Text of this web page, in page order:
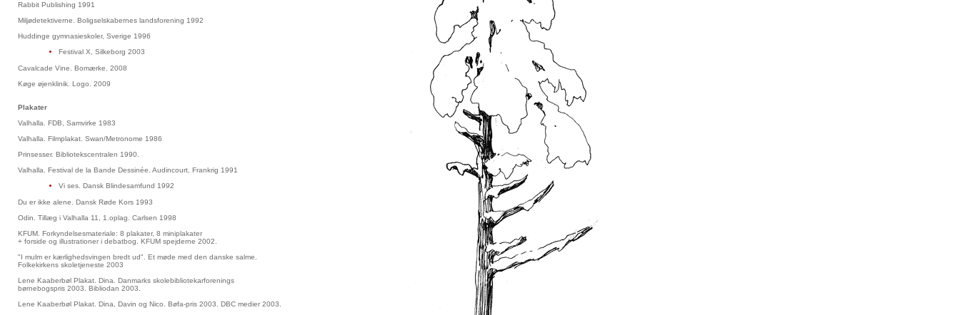
Rabbit Publishing 1991
Miljødetektiverne. Boligselskabernes landsforening 1992
Huddinge gymnasieskoler, Sverige 1996
Festival X, Silkeborg 2003
Cavalcade Vine. Bomærke. 2008
Køge øjenklinik. Logo. 2009
Plakater
Valhalla. FDB, Samvirke 1983
Valhalla. Filmplakat. Swan/Metronome 1986
Prinsesser. Bibliotekscentralen 1990.
Valhalla. Festival de la Bande Dessinée. Audincourt, Frankrig 1991
Vi ses. Dansk Blindesamfund 1992
Du er ikke alene. Dansk Røde Kors 1993
Odin. Tillæg i Valhalla 11, 1.oplag. Carlsen 1998
KFUM. Forkyndelsesmateriale: 8 plakater, 8 miniplakater
+ forside og illustrationer i debatbog. KFUM spejderne 2002.
"I mulm er kærlighedsvingen bredt ud". Et møde med den danske salme.
Folkekirkens skoletjeneste 2003
Lene Kaaberbøl Plakat. Dina. Danmarks skolebibliotekarforenings
børnebogspris 2003. Bibliodan 2003.
Lene Kaaberbøl Plakat. Dina, Davin og Nico. Bøfa-pris 2003. DBC medier 2003.